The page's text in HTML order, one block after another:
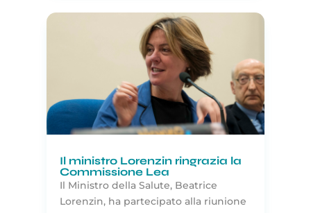
Il ministro Lorenzin ringrazia la
Commissione Lea
Il Ministro della Salute, Beatrice
Lorenzin, ha partecipato alla riunione